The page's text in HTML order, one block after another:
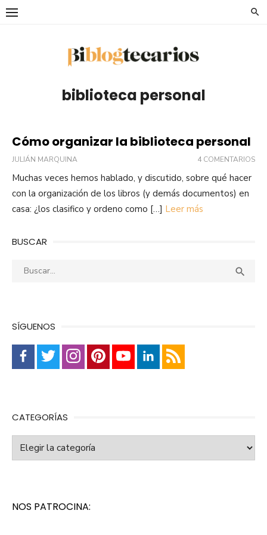
Saltar
biblioteca personal
Cómo organizar la biblioteca personal
JULIÁN MARQUINA 4 COMENTARIOS
Muchas veces hemos hablado, y discutido, sobre qué hacer
con la organización de los libros (y demás documentos) en
casa: ¿los clasifico y ordeno como […] Leer más
BUSCAR
Buscar: 
SÍGUENOS
CATEGORÍAS
Categorías
NOS PATROCINA: